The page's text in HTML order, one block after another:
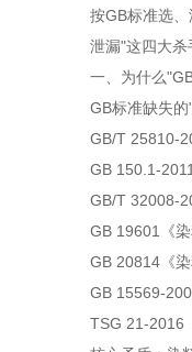
按GB标准选
泄漏"这四大
一、为什么
GB标准缺失
GB/T 25810-
GB 150.1-
GB/T 32008-
GB 19601《
GB 20814《
GB 15569-
TSG 21-2016